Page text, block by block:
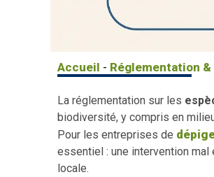
Accueil - Réglementation
La réglementation sur les
biodiversité, y compris en
Pour les entreprises de
essentiel : une intervention mal
locale.